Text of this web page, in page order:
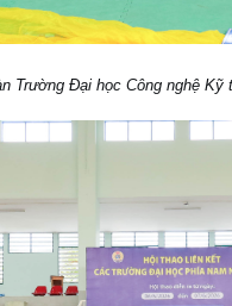
Trường Đại học Công nghệ Kỹ